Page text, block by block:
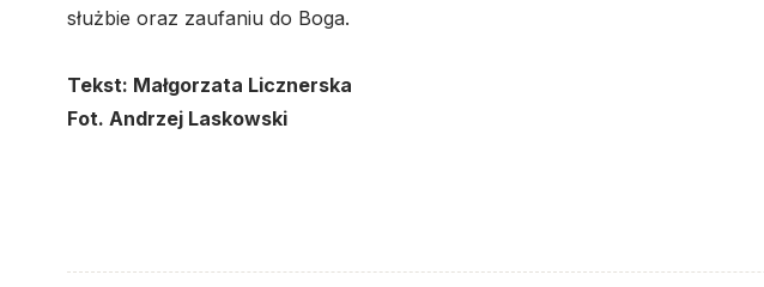
służbie oraz zaufaniu do Boga.
Tekst: Małgorzata Licznerska
Fot. Andrzej Laskowski